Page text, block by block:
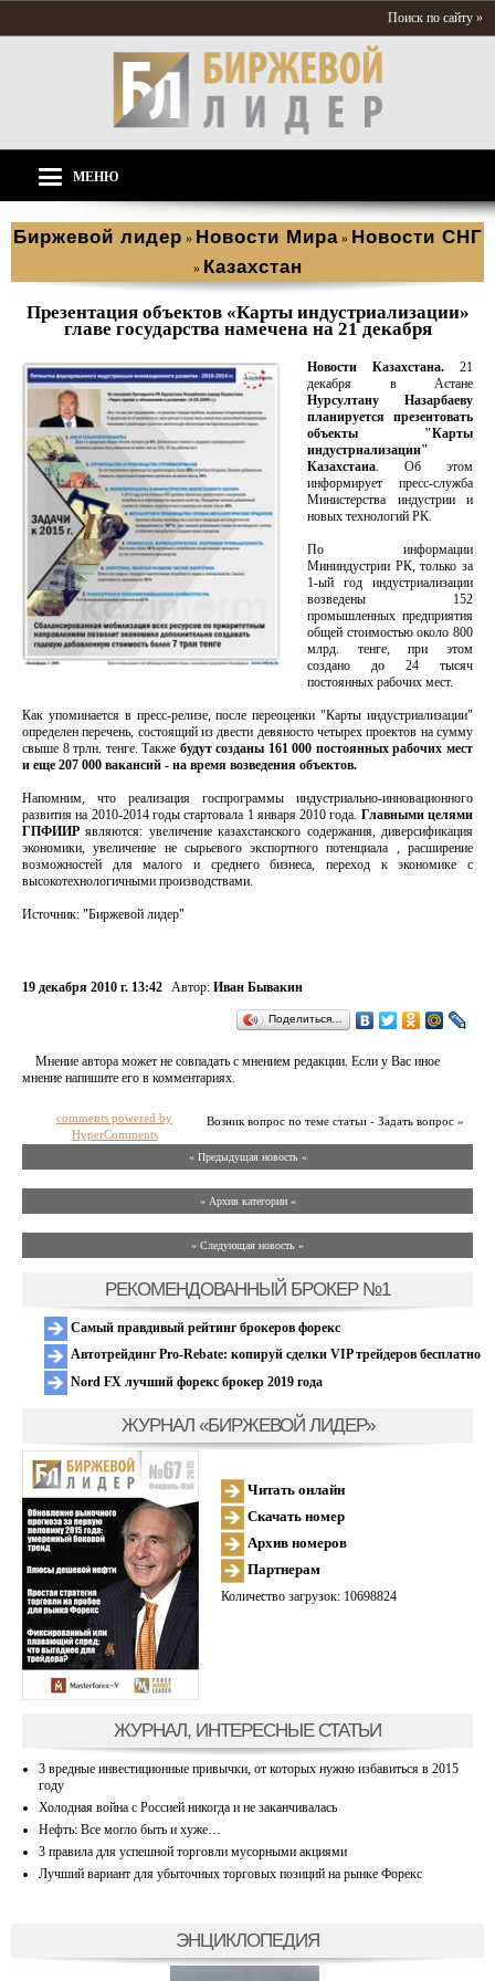
Поиск по сайту »
МЕНЮ
Биржевой лидер » Новости Мира » Новости СНГ
» Казахстан
Презентация объектов «Карты индустриализации»
главе государства намечена на 21 декабря
Новости Казахстана. 21
декабря в Астане
Нурсултану Назарбаеву
планируется презентовать
объекты "Карты
индустриализации"
Казахстана. Об этом
информирует пресс-служба
Министерства индустрии и
новых технологий РК.
По информации
Мининдустрии РК, только за
1-ый год индустриализации
возведены 152
промышленных предприятия
общей стоимостью около 800
млрд. тенге, при этом
создано до 24 тысяч
постоянных рабочих мест.
Как упоминается в пресс-релизе, после переоценки "Карты индустриализации"
определен перечень, состоящий из двести девяносто четырех проектов на сумму
свыше 8 трлн. тенге. Также будут созданы 161 000 постоянных рабочих мест
и еще 207 000 вакансий - на время возведения объектов.
Напомним, что реализация госпрограммы индустриально-инновационного
развития на 2010-2014 годы стартовала 1 января 2010 года. Главными целями
ГПФИИРявляются: увеличение казахстанского содержания, диверсификация
экономики, увеличение не сырьевого экспортного потенциала , расширение
возможностей для малого и среднего бизнеса, переход к экономике с
высокотехнологичными производствами.
Источник: "Биржевой лидер"
19 декабря 2010 г. 13:42 Автор: Иван Бывакин
Поделиться…
Мнение автора может не совпадать с мнением редакции. Если у Вас иное
мнение напишите его в комментариях.
Возник вопрос по теме статьи - Задать вопрос »
comments powered by
HyperComments
« Предыдущая новость «
» Архив категории «
» Следующая новость »
РЕКОМЕНДОВАННЫЙ БРОКЕР №1
Самый правдивый рейтинг брокеров форекс
Автотрейдинг Pro-Rebate: копируй сделки VIP трейдеров бесплатно
Nord FX лучший форекс брокер 2019 года
ЖУРНАЛ «БИРЖЕВОЙ ЛИДЕР»
Читать онлайн
Скачать номер
Архив номеров
Партнерам
Количество загрузок: 10698824
ЖУРНАЛ, ИНТЕРЕСНЫЕ СТАТЬИ
3 вредные инвестиционные привычки, от которых нужно избавиться в 2015
году
Холодная война с Россией никогда и не заканчивалась
Нефть: Все могло быть и хуже…
3 правила для успешной торговли мусорными акциями
Лучший вариант для убыточных торговых позиций на рынке Форекс
ЭНЦИКЛОПЕДИЯ